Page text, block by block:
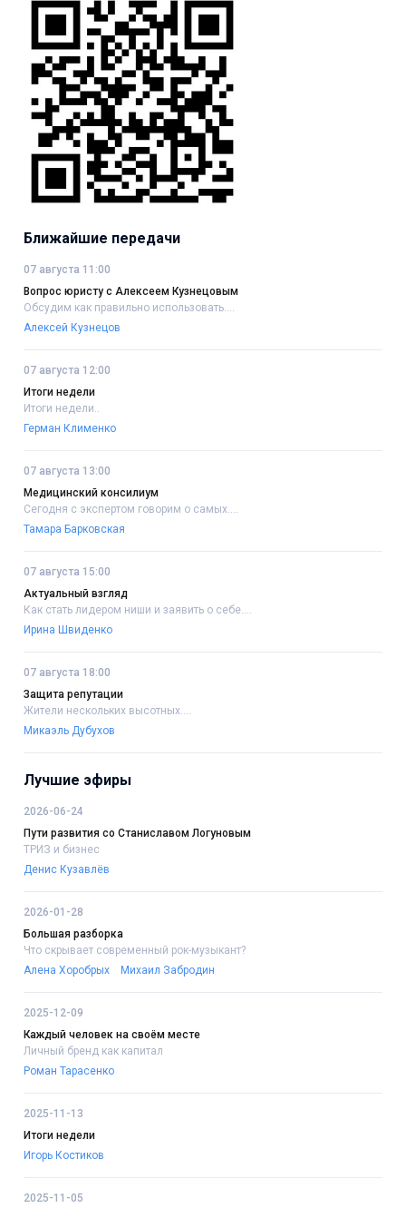
Ближайшие передачи
07 августа 11:00
Вопрос юристу с Алексеем Кузнецовым
Обсудим как правильно использовать....
Алексей Кузнецов
07 августа 12:00
Итоги недели
Итоги недели..
Герман Клименко
07 августа 13:00
Медицинский консилиум
Сегодня с экспертом говорим о самых....
Тамара Барковская
07 августа 15:00
Актуальный взгляд
Как стать лидером ниши и заявить о себе....
Ирина Швиденко
07 августа 18:00
Защита репутации
Жители нескольких высотных....
Микаэль Дубухов
Лучшие эфиры
2026-06-24
Пути развития со Станиславом Логуновым
ТРИЗ и бизнес
Денис Кузавлёв
2026-01-28
Большая разборка
Что скрывает современный рок-музыкант?
Алена Хоробрых
Михаил Забродин
2025-12-09
Каждый человек на своём месте
Личный бренд как капитал
Роман Тарасенко
2025-11-13
Итоги недели
Игорь Костиков
2025-11-05